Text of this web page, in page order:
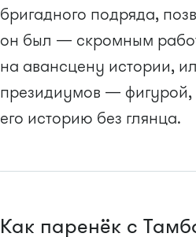
бригадного подряда,
он был — скромным
на авансцену истории,
президиумов — фигурой,
его историю без глянца.
Как паренёк с